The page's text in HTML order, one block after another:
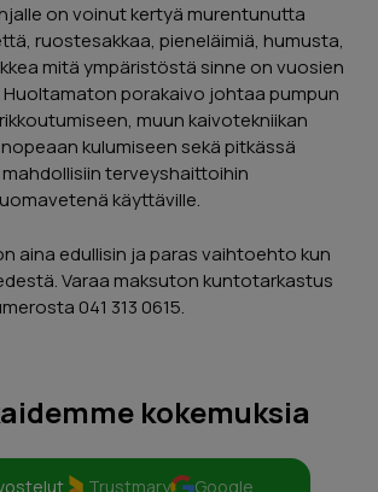
on voinut kertyä murentunutta
ruostesakkaa, pieneläimiä, humusta,
mitä ympäristöstä sinne on vuosien
porakaivo johtaa pumpun
muun kaivotekniikan
kulumiseen sekä pitkässä
terveyshaittoihin
käyttäville.
aina edullisin ja paras vaihtoehto kun
Varaa maksuton kuntotarkastus
041 313 0615.
kokemuksia
Trustmary Google